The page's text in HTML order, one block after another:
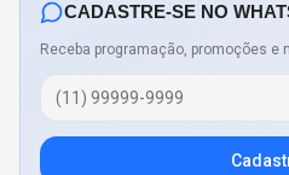
CADASTRE-SE NO
Receba programação, promoções